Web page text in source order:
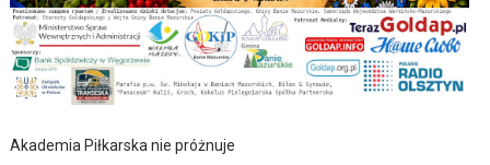
Akademia Piłkarska nie próżnuje